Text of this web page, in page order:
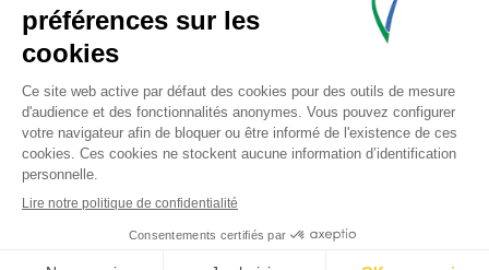
Inscrivez-vous à la lettre d’information
de
l’Agence du tourisme de la Corse.